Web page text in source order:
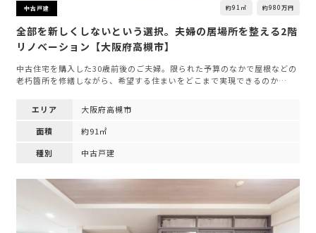
中古戸建 約91㎡ 約980万円
全部を新しくしないという選択。夫婦の居場所を整える2階
リノベーション【大阪府高槻市】
中古住宅を購入した30歳前後のご夫婦。限られた予算のなかで屋根などの
老朽箇所を修繕しながら、希望する住まいをどこまで実現できるのか…
エリア
大阪府高槻市
面積
約91㎡
種別
中古戸建